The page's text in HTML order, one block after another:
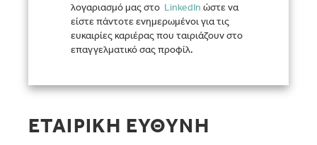
λογαριασμό μας στο LinkedIn ώστε να
είστε πάντοτε ενημερωμένοι για τις
ευκαιρίες καριέρας που ταιριάζουν στο
επαγγελματικό σας προφίλ.
ΕΤΑΙΡΙΚΗ ΕΥΘΥΝΗ